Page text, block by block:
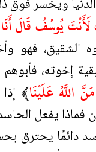
ويخسر فوق
لَأَنْتَ يُوسُفُ قَالَ
الشقيق، فهو
إخوته،
اللَّهُ عَلَيْنَا﴾
فماذا يفعل
دائمًا يحترق